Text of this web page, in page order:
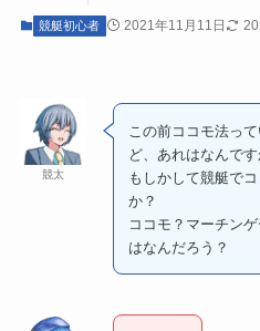
競艇初心者 2021年11月11日
競太
この前ココモ法っ
ど、あれはなんです
もしかして競艇で
か？
ココモ？マーチン
はなんだろう？